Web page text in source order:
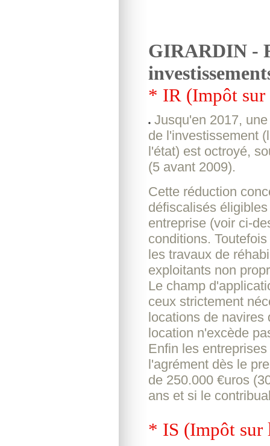
GIRARDIN -
* IR (Impôt sur
Jusqu'en 2017,
de l'investissement
l'état) est octroyé,
(5 avant 2009).
Cette réduction
défiscalisés
entreprise (voir ci-
conditions.
les travaux de
exploitants non
Le champ
ceux strictement
locations de navires
location n'excède
Enfin les
l'agrément dès le
de 250.000 €uros
ans et si le
* IS (Impôt sur